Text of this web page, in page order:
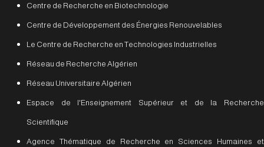
Centre de Recherche en Biotechnologie
Centre de Développement des Énergies Renouvelables
Le Centre de Recherche en Technologies Industrielles
Réseau de Recherche Algérien
Réseau Universitaire Algérien
Espace de l'Enseignement Supérieur et de la Recherche
Scientifique
Agence Thématique de Recherche en Sciences Humaines et